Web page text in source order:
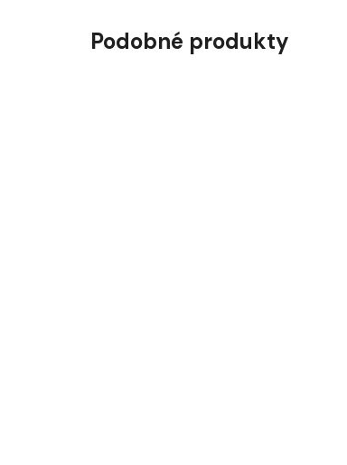
Podobné produkty